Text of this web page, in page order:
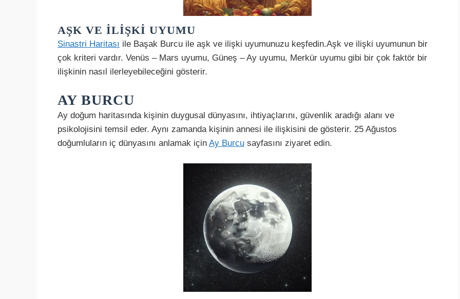
AŞK VE İLIŞKI UYUMU
Sinastri Haritası ile Başak Burcu ile aşk ve ilişki uyumunuzu keşfedin.Aşk ve ilişki uyumunun bir
çok kriteri vardır. Venüs – Mars uyumu, Güneş – Ay uyumu, Merkür uyumu gibi bir çok faktör bir
ilişkinin nasıl ilerleyebileceğini gösterir.
AY BURCU
Ay doğum haritasında kişinin duygusal dünyasını, ihtiyaçlarını, güvenlik aradığı alanı ve
psikolojisini temsil eder. Aynı zamanda kişinin annesi ile ilişkisini de gösterir. 25 Ağustos
doğumluların iç dünyasını anlamak için Ay Burcu sayfasını ziyaret edin.